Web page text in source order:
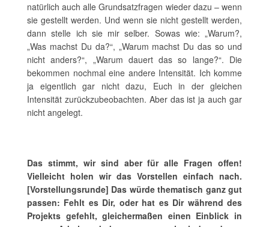
natürlich auch alle Grundsatzfragen wieder dazu – wenn
sie gestellt werden. Und wenn sie nicht gestellt werden,
dann stelle ich sie mir selber. Sowas wie: „Warum?,
„Was machst Du da?“, „Warum machst Du das so und
nicht anders?“, „Warum dauert das so lange?“. Die
bekommen nochmal eine andere Intensität. Ich komme
ja eigentlich gar nicht dazu, Euch in der gleichen
Intensität zurückzubeobachten. Aber das ist ja auch gar
nicht angelegt.
Das stimmt, wir sind aber für alle Fragen offen!
Vielleicht holen wir das Vorstellen einfach nach.
[Vorstellungsrunde] Das würde thematisch ganz gut
passen: Fehlt es Dir, oder hat es Dir während des
Projekts gefehlt, gleichermaßen einen Einblick in